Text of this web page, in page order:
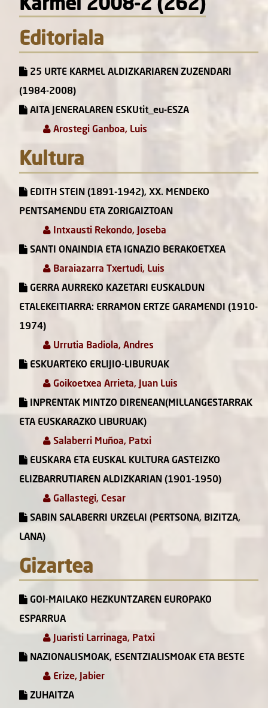
Karmel 2008-2 (262)
Editoriala
25 URTE KARMEL ALDIZKARIAREN ZUZENDARI
(1984-2008)
AITA JENERALAREN ESKUtit_eu-ESZA
Arostegi Ganboa, Luis
Kultura
EDITH STEIN (1891-1942), XX. MENDEKO
PENTSAMENDU ETA ZORIGAIZTOAN
Intxausti Rekondo, Joseba
SANTI ONAINDIA ETA IGNAZIO BERAKOETXEA
Baraiazarra Txertudi, Luis
GERRA AURREKO KAZETARI EUSKALDUN
ETALEKEITIARRA: ERRAMON ERTZE GARAMENDI (1910-
1974)
Urrutia Badiola, Andres
ESKUARTEKO ERLIJIO-LIBURUAK
Goikoetxea Arrieta, Juan Luis
INPRENTAK MINTZO DIRENEAN(MILLANGESTARRAK
ETA EUSKARAZKO LIBURUAK)
Salaberri Muñoa, Patxi
EUSKARA ETA EUSKAL KULTURA GASTEIZKO
ELIZBARRUTIAREN ALDIZKARIAN (1901-1950)
Gallastegi, Cesar
SABIN SALABERRI URZELAI (PERTSONA, BIZITZA,
LANA)
Gizartea
GOI-MAILAKO HEZKUNTZAREN EUROPAKO
ESPARRUA
Juaristi Larrinaga, Patxi
NAZIONALISMOAK, ESENTZIALISMOAK ETA BESTE
Erize, Jabier
ZUHAITZA